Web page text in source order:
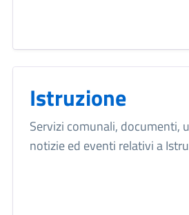
Istruzione
Servizi comunali, documenti,
notizie ed eventi relativi a